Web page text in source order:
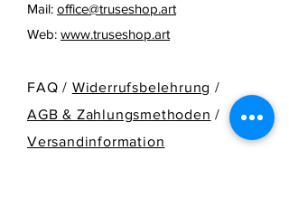
Mail: office@truseshop.art
Web: www.truseshop.art
FAQ / Widerrufsbelehrung /
AGB & Zahlungsmethoden /
Versandinformation